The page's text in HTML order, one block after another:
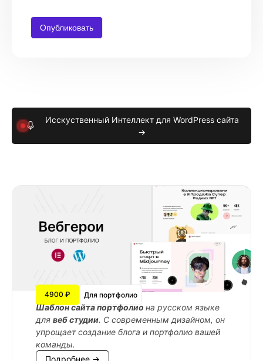
Исскуственный Интеллект для WordPress сайта
→
4900 ₽ Для портфолио
Шаблон сайта портфолио на русском языке
для веб студии. С современным дизайном, он
упрощает создание блога и портфолио вашей
команды.
Подробнее →